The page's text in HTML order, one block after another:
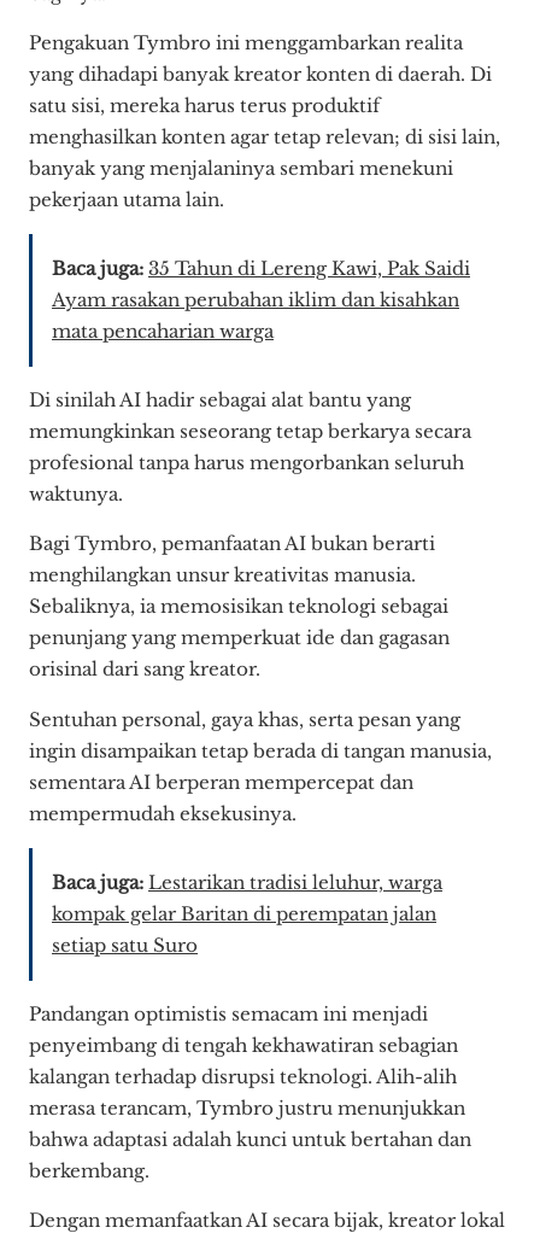
Pengakuan Tymbro ini menggambarkan realita
yang dihadapi banyak kreator konten di daerah. Di
satu sisi, mereka harus terus produktif
menghasilkan konten agar tetap relevan; di sisi lain,
banyak yang menjalaninya sembari menekuni
pekerjaan utama lain.
Baca juga: 35 Tahun di Lereng Kawi, Pak Saidi
Ayam rasakan perubahan iklim dan kisahkan
mata pencaharian warga
Di sinilah AI hadir sebagai alat bantu yang
memungkinkan seseorang tetap berkarya secara
profesional tanpa harus mengorbankan seluruh
waktunya.
Bagi Tymbro, pemanfaatan AI bukan berarti
menghilangkan unsur kreativitas manusia.
Sebaliknya, ia memosisikan teknologi sebagai
penunjang yang memperkuat ide dan gagasan
orisinal dari sang kreator.
Sentuhan personal, gaya khas, serta pesan yang
ingin disampaikan tetap berada di tangan manusia,
sementara AI berperan mempercepat dan
mempermudah eksekusinya.
Baca juga: Lestarikan tradisi leluhur, warga
kompak gelar Baritan di perempatan jalan
setiap satu Suro
Pandangan optimistis semacam ini menjadi
penyeimbang di tengah kekhawatiran sebagian
kalangan terhadap disrupsi teknologi. Alih-alih
merasa terancam, Tymbro justru menunjukkan
bahwa adaptasi adalah kunci untuk bertahan dan
berkembang.
Dengan memanfaatkan AI secara bijak, kreator lokal